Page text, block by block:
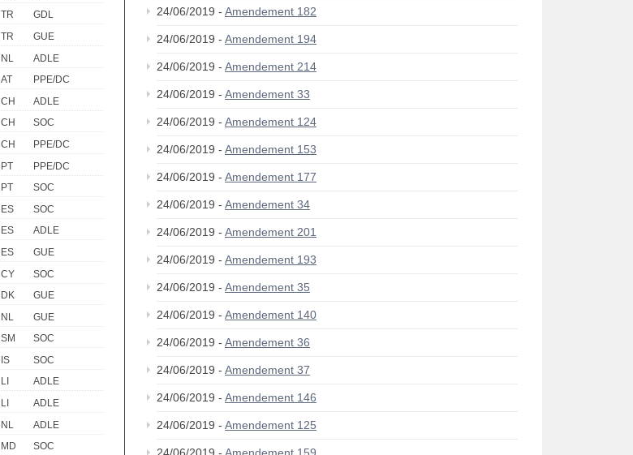
TR
GDL
TR
GUE
NL
ADLE
AT
PPE/DC
CH
ADLE
CH
SOC
CH
PPE/DC
PT
PPE/DC
PT
SOC
ES
SOC
ES
ADLE
ES
GUE
CY
SOC
DK
GUE
NL
GUE
SM
SOC
IS
SOC
LI
ADLE
LI
ADLE
NL
ADLE
MD SOC
24/06/2019 - Amendement 182
24/06/2019 - Amendement 194
24/06/2019 - Amendement 214
24/06/2019 - Amendement 33
24/06/2019 - Amendement 124
24/06/2019 - Amendement 153
24/06/2019 - Amendement 177
24/06/2019 - Amendement 34
24/06/2019 - Amendement 201
24/06/2019 - Amendement 193
24/06/2019 - Amendement 35
24/06/2019 - Amendement 140
24/06/2019 - Amendement 36
24/06/2019 - Amendement 37
24/06/2019 - Amendement 146
24/06/2019 - Amendement 125